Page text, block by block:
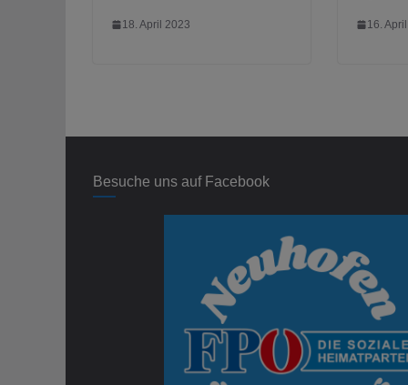
18. April 2023 16.
Besuche uns auf Facebook